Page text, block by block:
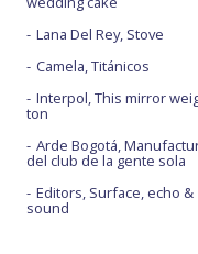
Lana Del Rey, Stove
Camela, Titánicos
Interpol, This mirror
ton
Arde Bogotá,
del club de la gente sola
Editors, Surface, echo &
sound